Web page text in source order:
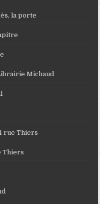
la porte
Michaud
rue Thiers
Thiers